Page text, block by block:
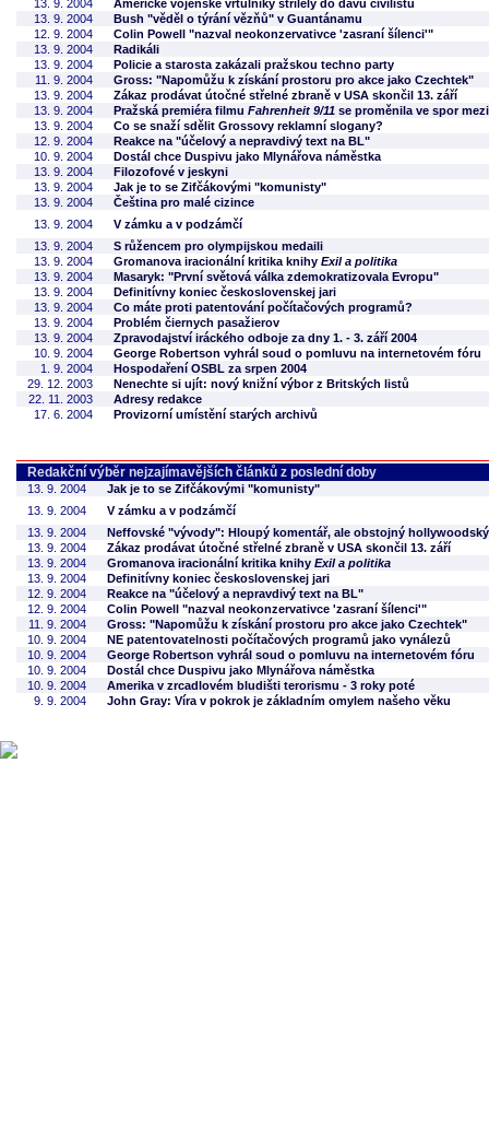
13. 9. 2004
Americké vojenské vrtulníky střílely do davu civilistů
13. 9. 2004
Bush "věděl o týrání vězňů" v Guantánamu
12. 9. 2004
Colin Powell "nazval neokonzervativce 'zasraní šílenci'"
13. 9. 2004
Radikáli
13. 9. 2004
Policie a starosta zakázali pražskou techno party
11. 9. 2004
Gross: "Napomůžu k získání prostoru pro akce jako Czechtek"
13. 9. 2004
Zákaz prodávat útočné střelné zbraně v USA skončil 13. září
13. 9. 2004
Pražská premiéra filmu Fahrenheit 9/11 se proměnila ve spor
13. 9. 2004
Co se snaží sdělit Grossovy reklamní slogany?
12. 9. 2004
Reakce na "účelový a nepravdivý text na BL"
10. 9. 2004
Dostál chce Duspivu jako Mlynářova náměstka
13. 9. 2004
Filozofové v jeskyni
13. 9. 2004
Jak je to se Zifčákovými "komunisty"
13. 9. 2004
Čeština pro malé cizince
13. 9. 2004
V zámku a v podzámčí
13. 9. 2004
S růžencem pro olympijskou medaili
13. 9. 2004
Gromanova iracionální kritika knihy Exil a politika
13. 9. 2004
Masaryk: "První světová válka zdemokratizovala Evropu"
13. 9. 2004
Definitívny koniec československej jari
13. 9. 2004
Co máte proti patentování počítačových programů?
13. 9. 2004
Problém čiernych pasažierov
13. 9. 2004
Zpravodajství iráckého odboje za dny 1. - 3. září 2004
10. 9. 2004
George Robertson vyhrál soud o pomluvu na internetovém fóru
1. 9. 2004
Hospodaření OSBL za srpen 2004
29. 12. 2003
Nenechte si ujít: nový knižní výbor z Britských listů
22. 11. 2003
Adresy redakce
17. 6. 2004
Provizorní umístění starých archivů
Redakční výběr nejzajímavějších článků z poslední doby
13. 9. 2004
Jak je to se Zifčákovými "komunisty"
13. 9. 2004
V zámku a v podzámčí
13. 9. 2004
Neffovské "vývody": Hloupý komentář, ale obstojný
13. 9. 2004
Zákaz prodávat útočné střelné zbraně v USA skončil 13. září
13. 9. 2004
Gromanova iracionální kritika knihy Exil a politika
13. 9. 2004
Definitívny koniec československej jari
12. 9. 2004
Reakce na "účelový a nepravdivý text na BL"
12. 9. 2004
Colin Powell "nazval neokonzervativce 'zasraní šílenci'"
11. 9. 2004
Gross: "Napomůžu k získání prostoru pro akce jako Czechtek"
10. 9. 2004
NE patentovatelnosti počítačových programů jako vynálezů
10. 9. 2004
George Robertson vyhrál soud o pomluvu na internetovém fóru
10. 9. 2004
Dostál chce Duspivu jako Mlynářova náměstka
10. 9. 2004
Amerika v zrcadlovém bludišti terorismu - 3 roky poté
9. 9. 2004
John Gray: Víra v pokrok je základním omylem našeho věku